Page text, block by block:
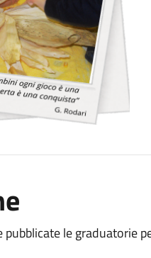
pubblicate le graduatorie